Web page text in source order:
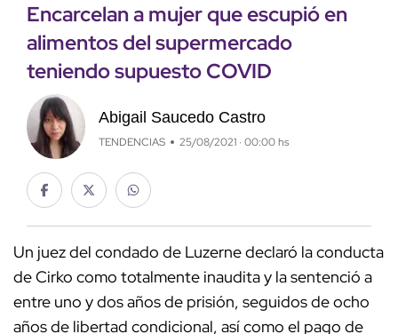
Encarcelan a mujer que escupió en
alimentos del supermercado
teniendo supuesto COVID
Abigail Saucedo Castro
TENDENCIAS 25/08/2021 · 00:00 hs
Un juez del condado de Luzerne declaró la conducta
de Cirko como totalmente inaudita y la sentenció a
entre uno y dos años de prisión, seguidos de ocho
años de libertad condicional, así como el pago de